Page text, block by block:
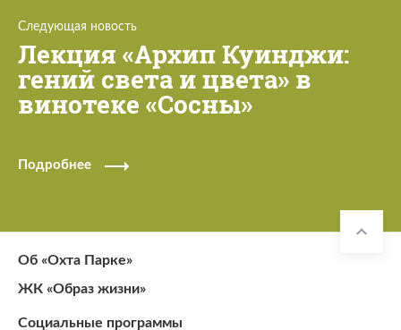
Следующая новость
Лекция «Архип Куинджи:
гений света и цвета» в
винотеке «Сосны»
Подробнее
Об «Охта Парке»
ЖК «Образ жизни»
Социальные программы